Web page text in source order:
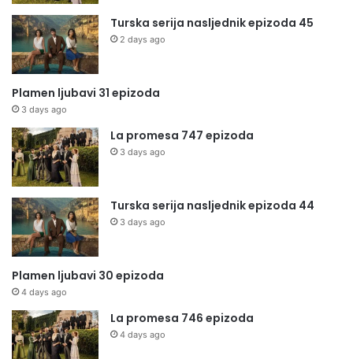
Turska serija nasljednik epizoda 45
2 days ago
Plamen ljubavi 31 epizoda
3 days ago
La promesa 747 epizoda
3 days ago
Turska serija nasljednik epizoda 44
3 days ago
Plamen ljubavi 30 epizoda
4 days ago
La promesa 746 epizoda
4 days ago